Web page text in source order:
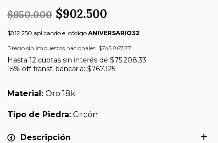
$950.000 $902.500
$812.250 aplicando el código ANIVERSARIO32
Precio sin impuestos nacionales: $745.867,77
Hasta 12 cuotas sin interés de $75.208,33
15% off transf. bancaria: $767.125
Material: Oro 18k
Tipo de Piedra: Circón
Descripción